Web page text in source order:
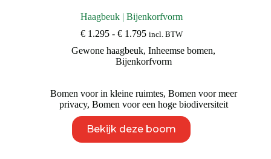
Haagbeuk | Bijenkorfvorm
€1.295 - €1.795Prijsklasse:
tot
€ 1.795
incl. BTW
Gewone haagbeuk,Inheemse bomen,
Bijenkorfvorm
Bomen voor in kleine ruimtes, Bomen voor meer
privacy, Bomen voor een hoge biodiversiteit
Bekijk deze boom
product
heeft